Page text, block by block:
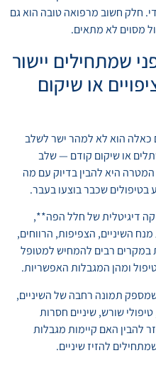
חלק חשוב מרפואה טובה הוא גם
מסוים לא מתאים.
שמתחילים יישור
או שיקום
כאלה הוא לא למהר ישר לשלב
או שיקום קודם — שלב
המטרה היא להבין בדיוק עם מה
בטיפולים שכבר בוצעו בעבר.
דיגיטלית של חלל הפה**,
השיניים, הצפיפות, הרווחים,
במקרים רבים להמחיש למטופל
ומהן המגבלות האפשריות.
תמונה רחבה של השיניים,
שורש, שיניים חסרות
להבין האם קיימות מגבלות
להזיז שיניים.